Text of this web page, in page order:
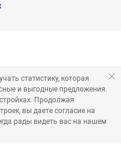
статистику, которая
и выгодные предложения.
Продолжая
вы даете согласие на
рады видеть вас на нашем